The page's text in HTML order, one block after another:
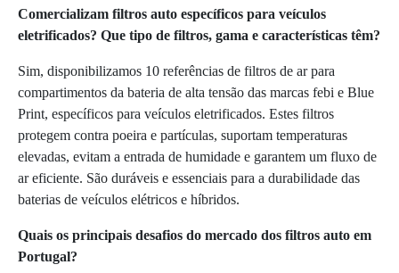
Comercializam filtros auto específicos para veículos
eletrificados? Que tipo de filtros, gama e características têm?
Sim, disponibilizamos 10 referências de filtros de ar para
compartimentos da bateria de alta tensão das marcas febi e Blue
Print, específicos para veículos eletrificados. Estes filtros
protegem contra poeira e partículas, suportam temperaturas
elevadas, evitam a entrada de humidade e garantem um fluxo de
ar eficiente. São duráveis e essenciais para a durabilidade das
baterias de veículos elétricos e híbridos.
Quais os principais desafios do mercado dos filtros auto em
Portugal?